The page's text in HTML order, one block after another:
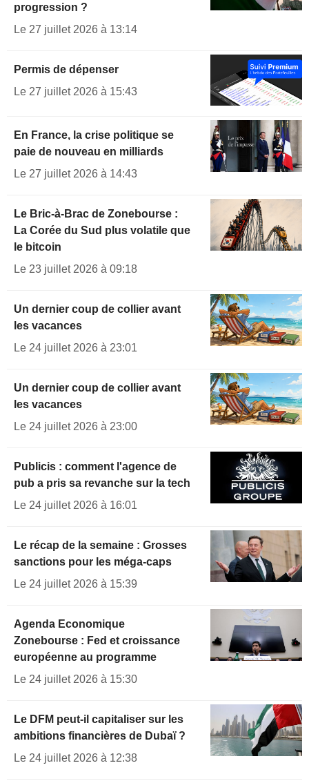
progression ?
Le 27 juillet 2026 à 13:14
Permis de dépenser
Le 27 juillet 2026 à 15:43
En France, la crise politique se
paie de nouveau en milliards
Le 27 juillet 2026 à 14:43
Le Bric-à-Brac de Zonebourse :
La Corée du Sud plus volatile que
le bitcoin
Le 23 juillet 2026 à 09:18
Un dernier coup de collier avant
les vacances
Le 24 juillet 2026 à 23:01
Un dernier coup de collier avant
les vacances
Le 24 juillet 2026 à 23:00
Publicis : comment l'agence de
pub a pris sa revanche sur la tech
Le 24 juillet 2026 à 16:01
Le récap de la semaine : Grosses
sanctions pour les méga-caps
Le 24 juillet 2026 à 15:39
Agenda Economique
Zonebourse : Fed et croissance
européenne au programme
Le 24 juillet 2026 à 15:30
Le DFM peut-il capitaliser sur les
ambitions financières de Dubaï ?
Le 24 juillet 2026 à 12:38